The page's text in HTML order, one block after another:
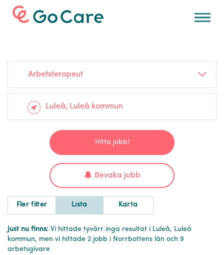
För arbetsgivare
Arbetsterapeut
Hitta jobb!
Bevaka jobb
Fler filter Lista Karta
Just nu finns: Vi hittade tyvärr inga resultat i Luleå, Luleå
kommun, men vi hittade 2 jobb i Norrbottens län och 9
arbetsgivare